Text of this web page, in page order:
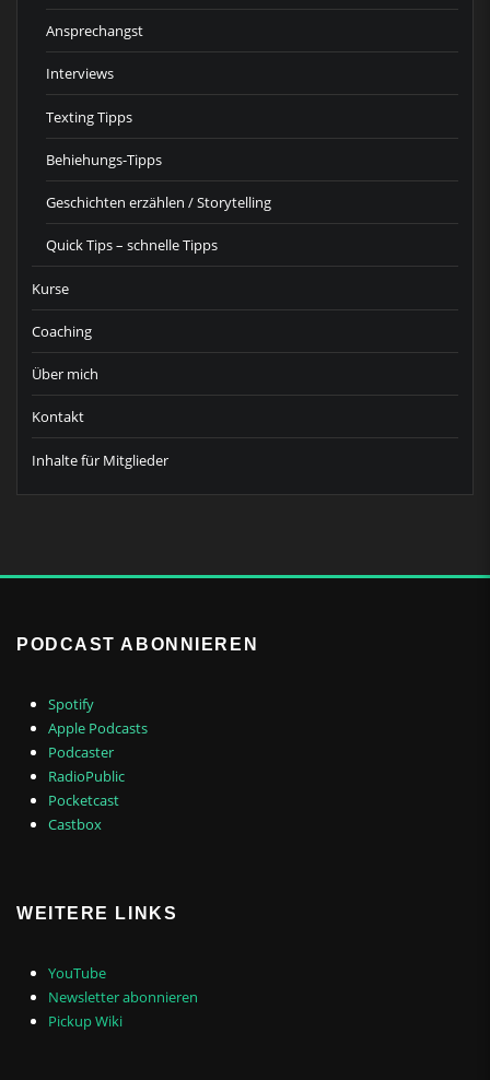
Ansprechangst
Interviews
Texting Tipps
Behiehungs-Tipps
Geschichten erzählen / Storytelling
Quick Tips – schnelle Tipps
Kurse
Coaching
Über mich
Kontakt
Inhalte für Mitglieder
PODCAST ABONNIEREN
Spotify
Apple Podcasts
Podcaster
RadioPublic
Pocketcast
Castbox
WEITERE LINKS
YouTube
Newsletter abonnieren
Pickup Wiki